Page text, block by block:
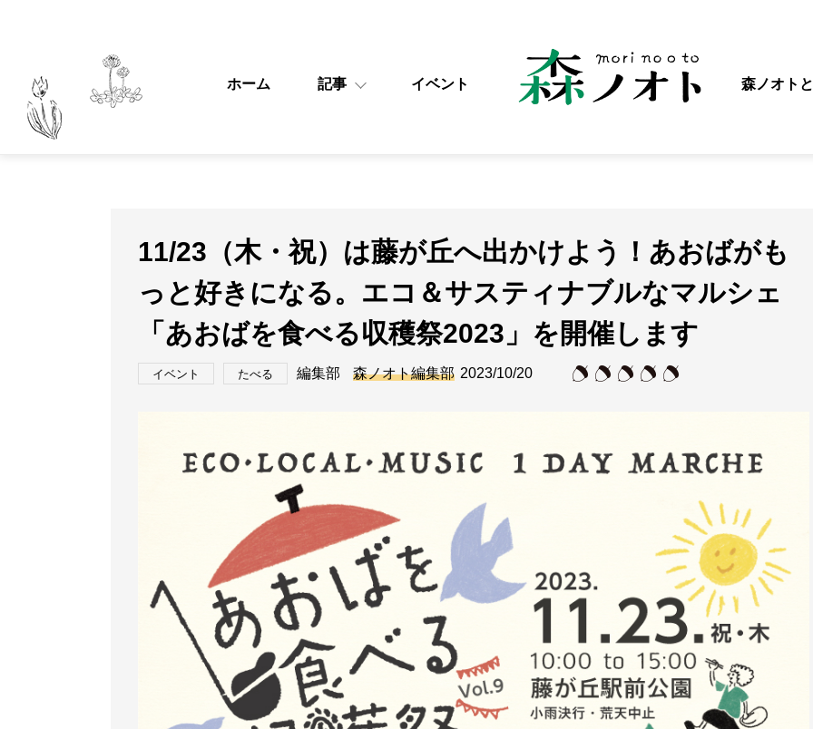
ホーム 記事 イベント 森ノオト
11/23（木・祝）は藤が丘へ出かけよう！あおばがも
っと好きになる。エコ＆サスティナブルなマルシェ
「あおばを食べる収穫祭2023」を開催します
イベント たべる 編集部 森ノオト編集部 2023/10/20